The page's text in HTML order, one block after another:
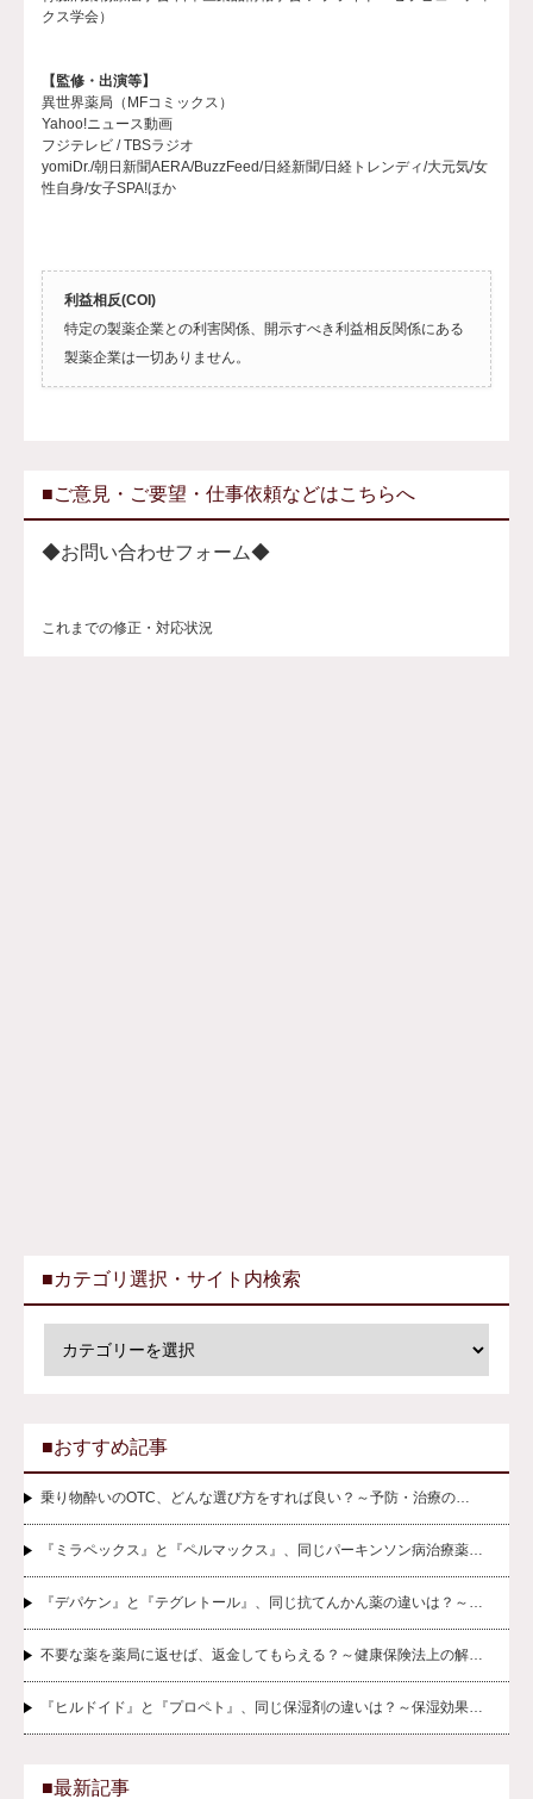
クス学会）
【監修・出演等】
異世界薬局（MFコミックス）
Yahoo!ニュース動画
フジテレビ / TBSラジオ
yomiDr./朝日新聞AERA/BuzzFeed/日経新聞/日経トレンディ/大元気/女
性自身/女子SPA!ほか
利益相反(COI)
特定の製薬企業との利害関係、開示すべき利益相反関係にある
製薬企業は一切ありません。
■ご意見・ご要望・仕事依頼などはこちらへ
◆お問い合わせフォーム◆
これまでの修正・対応状況
■カテゴリ選択・サイト内検索
■おすすめ記事
乗り物酔いのOTC、どんな選び方をすれば良い？～予防・治療の…
『ミラペックス』と『ペルマックス』、同じパーキンソン病治療薬…
『デパケン』と『テグレトール』、同じ抗てんかん薬の違いは？～…
不要な薬を薬局に返せば、返金してもらえる？～健康保険法上の解…
『ヒルドイド』と『プロペト』、同じ保湿剤の違いは？～保湿効果…
■最新記事